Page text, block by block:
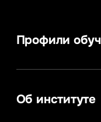
Профили
Информатика
аналитика
Управление в
Об институте